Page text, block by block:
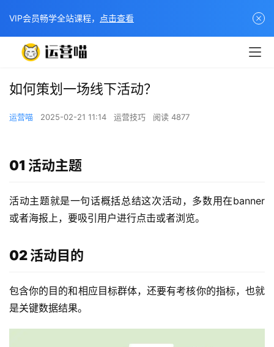
如何策划一场线下活动？
运营喵 2025-02-21 11:14 运营技巧 阅读 4877
01 活动主题
活动主题就是一句话概括总结这次活动，多数用在banner
或者海报上，要吸引用户进行点击或者浏览。
02 活动目的
包含你的目的和相应目标群体，还要有考核你的指标，也就
是关键数据结果。
VIP会员畅学全站课程， 点击查看